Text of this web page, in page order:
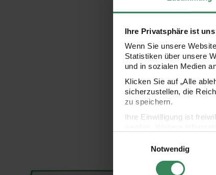
Ihre Privatsphäre ist
Wenn Sie unsere
Statistiken über unsere
und in sozialen Medien
Klicken Sie auf „Alle
sicherzustellen, die
zu speichern.
Ihre Einwilligung ist
Impressum
Notwendig
Akademie Gouache Kartonset 10x60mlAkademie